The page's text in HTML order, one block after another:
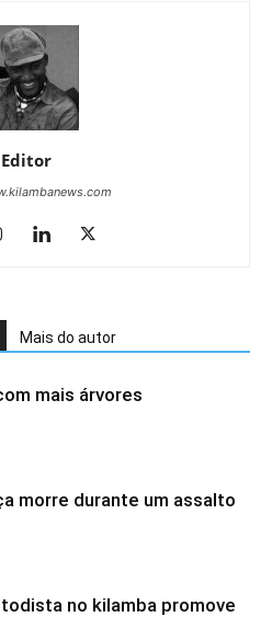
Editor
Mais do autor
mais árvores
morre durante um assalto
no kilamba promove